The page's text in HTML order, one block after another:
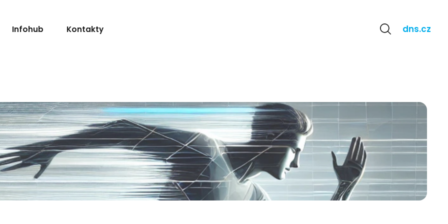
Infohub Kontakty dns.cz
Q4: Financování IBM softwaru s 0%